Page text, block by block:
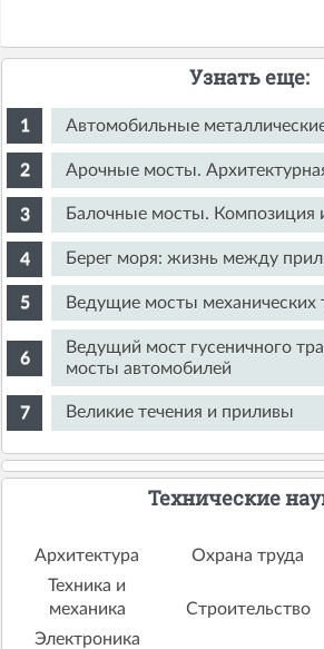
Узнать еще:
Автомобильные
Арочные мосты.
Балочные мосты. Композиция
Берег моря: жизнь между
Ведущие мосты механических
Ведущий мост гусеничного
мосты автомобилей
Великие течения и приливы
Технические
Архитектура
Охрана труда
Техника и
механика
Строительство
Электроника